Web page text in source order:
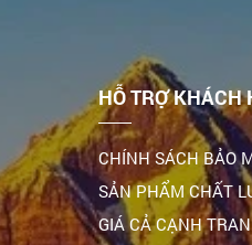
HỖ TRỢ KHÁCH
CHÍNH SÁCH BẢO
SẢN PHẨM CHẤT
GIÁ CẢ CẠNH